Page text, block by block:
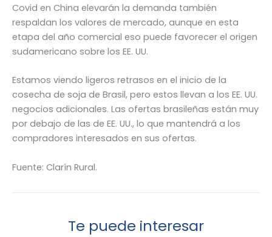
Covid en China elevarán la demanda también
respaldan los valores de mercado, aunque en esta
etapa del año comercial eso puede favorecer el origen
sudamericano sobre los EE. UU.
Estamos viendo ligeros retrasos en el inicio de la
cosecha de soja de Brasil, pero estos llevan a los EE. UU.
negocios adicionales. Las ofertas brasileñas están muy
por debajo de las de EE. UU., lo que mantendrá a los
compradores interesados en sus ofertas.
Fuente: Clarín Rural.
Te puede interesar